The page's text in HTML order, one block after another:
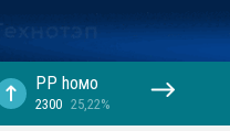
PP hомо
2300 25,22%